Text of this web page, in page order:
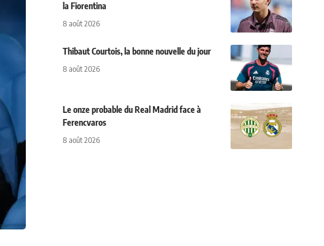
la Fiorentina
8 août 2026
Thibaut Courtois, la bonne nouvelle du jour
8 août 2026
Le onze probable du Real Madrid face à
Ferencvaros
8 août 2026